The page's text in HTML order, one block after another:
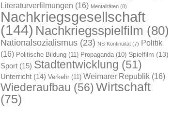
Literaturverfilmungen (16) Mentalitäten (8)
Nachkriegsgesellschaft
(144) Nachkriegsspielfilm (80)
Nationalsozialismus (23) NS-Kontinuität (7) Politik
(16) Politische Bildung (11) Propaganda (10) Spielfilm (13)
Sport (15) Stadtentwicklung (51)
Unterricht (14) Verkehr (11) Weimarer Republik (16)
Wiederaufbau (56)Wirtschaft
(75)